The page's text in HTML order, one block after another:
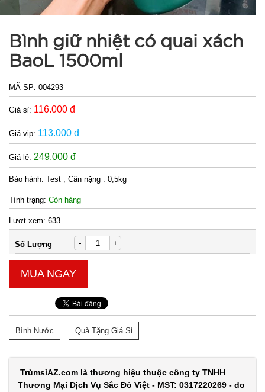
Bình giữ nhiệt có quai xách
BaoL 1500ml
MÃ SP: 004293
Giá sỉ: 116.000 đ
Giá vip: 113.000 đ
Giá lẻ: 249.000 đ
Bảo hành: Test , Cân nặng : 0,5kg
Tình trạng: Còn hàng
Lượt xem: 633
Số Lượng - +
MUA NGAY
Bình Nước Quà Tặng Giá Sỉ
TrùmsỉAZ.com là thương hiệu thuộc công ty TNHH
Thương Mại Dịch Vụ Sắc Đỏ Việt - MST: 0317220269 - do